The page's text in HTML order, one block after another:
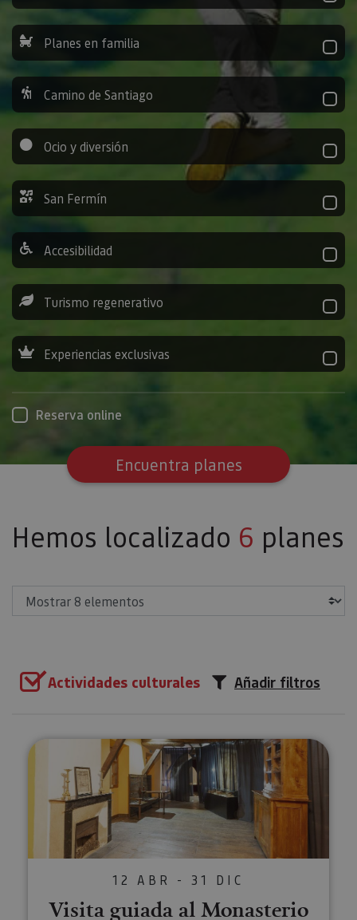
Planes en familia
Camino de Santiago
Ocio y diversión
San Fermín
Accesibilidad
Turismo regenerativo
Experiencias exclusivas
Reserva online
Encuentra planes
Hemos localizado 6 planes
Actividades culturales Añadir filtros
Visita guiada al Monasterio de
12 ABR - 31 DIC
Visita guiada al Monasterio